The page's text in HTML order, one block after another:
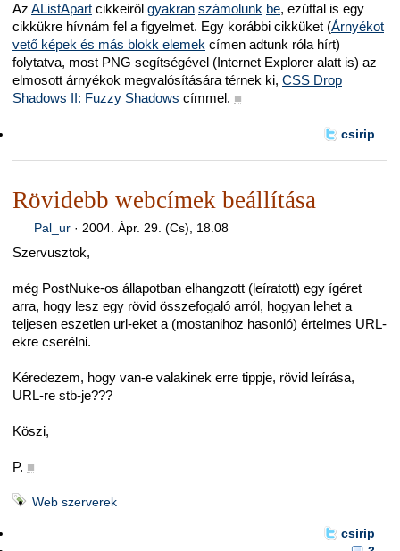
Az AListApart cikkeiről gyakran számolunk be, ezúttal is egy
cikkükre hívnám fel a figyelmet. Egy korábbi cikküket (Árnyékot
vető képek és más blokk elemek címen adtunk róla hírt)
folytatva, most PNG segítségével (Internet Explorer alatt is) az
elmosott árnyékok megvalósítására térnek ki, CSS Drop
Shadows II: Fuzzy Shadows címmel. ■
csirip
Rövidebb webcímek beállítása
Pal_ur· 2004. Ápr. 29. (Cs), 18.08
Szervusztok,
még PostNuke-os állapotban elhangzott (leíratott) egy ígéret
arra, hogy lesz egy rövid összefogaló arról, hogyan lehet a
teljesen eszetlen url-eket a (mostanihoz hasonló) értelmes URL-
ekre cserélni.
Kéredezem, hogy van-e valakinek erre tippje, rövid leírása,
URL-re stb-je???
Köszi,
P. ■
Web szerverek
csirip